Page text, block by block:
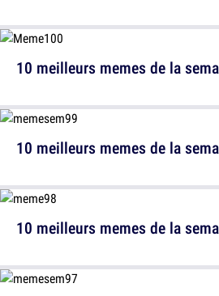
10 meilleurs memes de la
10 meilleurs memes de la
10 meilleurs memes de la